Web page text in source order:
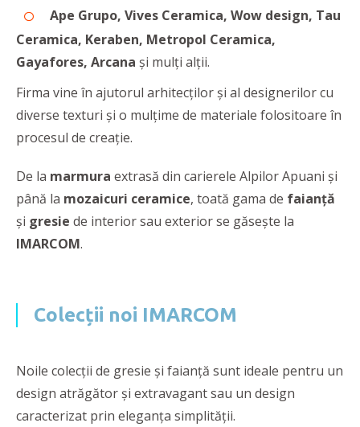
Ape Grupo, Vives Ceramica, Wow design, Tau
Ceramica, Keraben, Metropol Ceramica,
Gayafores, Arcana și mulți alții.
Firma vine în ajutorul arhitecților și al designerilor cu
diverse texturi și o mulțime de materiale folositoare în
procesul de creație.
De la marmura extrasă din carierele Alpilor Apuani și
până la mozaicuri ceramice, toată gama de faianță
și gresie de interior sau exterior se găsește la
IMARCOM.
Colecții noi IMARCOM
Noile colecții de gresie și faianță sunt ideale pentru un
design atrăgător și extravagant sau un design
caracterizat prin eleganța simplității.